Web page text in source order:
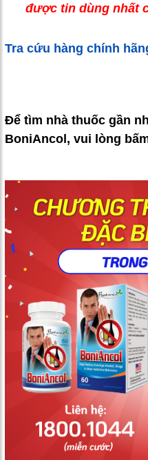
được tin dùng nhất
Tra cứu hàng chính
Để tìm nhà thuốc gần
BoniAncol, vui lòng